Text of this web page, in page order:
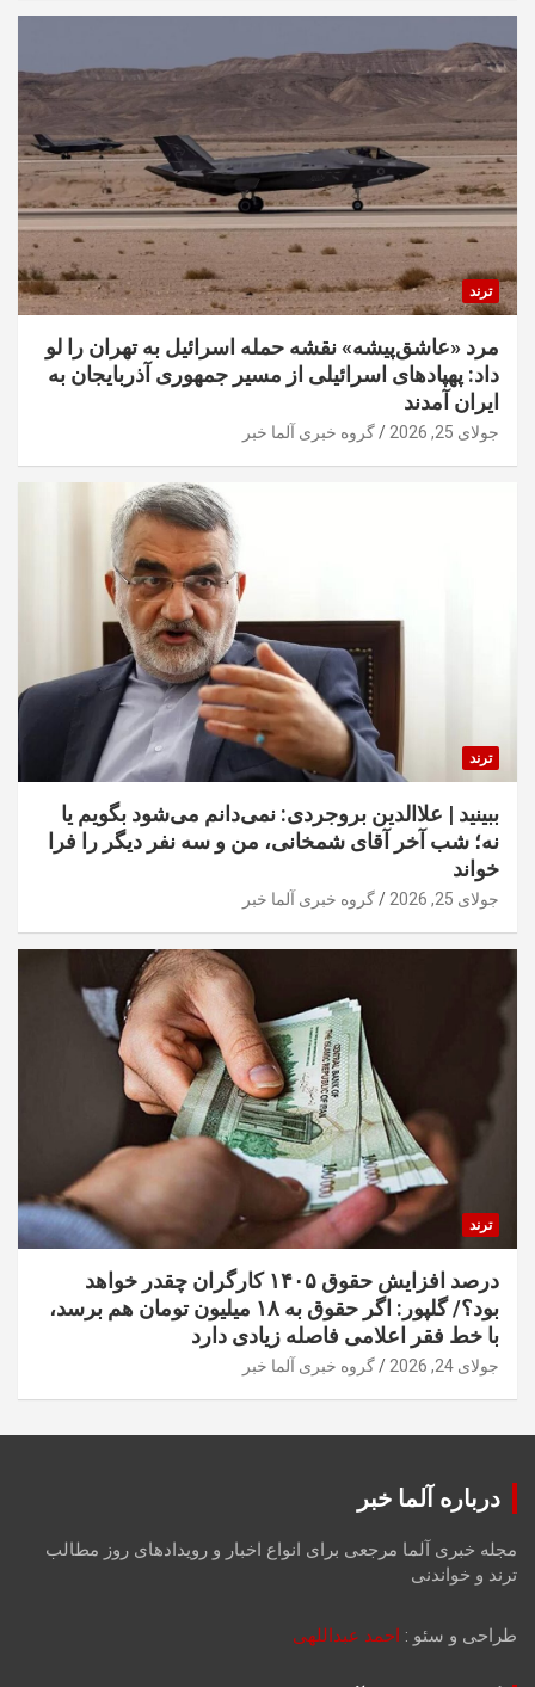
ترند
مرد «عاشق‌پیشه» نقشه حمله اسرائیل به تهران را لو
داد: پهپادهای اسرائیلی از مسیر جمهوری آذربایجان به
ایران آمدند
جولای 25, 2026 گروه خبری آلما خبر
ترند
ببینید | علاالدین بروجردی: نمی‌دانم می‌شود بگویم یا
نه؛ شب آخر آقای شمخانی، من و سه نفر دیگر را فرا
خواند
جولای 25, 2026 گروه خبری آلما خبر
ترند
درصد افزایش حقوق ۱۴۰۵ کارگران چقدر خواهد
بود؟/ گلپور: اگر حقوق به ۱۸ میلیون تومان هم برسد،
با خط فقر اعلامی فاصله زیادی دارد
جولای 24, 2026 گروه خبری آلما خبر
درباره آلما خبر
مجله خبری آلما مرجعی برای انواع اخبار و رویدادهای روز مطالب
ترند و خواندنی
طراحی و سئو : احمد عبداللهی